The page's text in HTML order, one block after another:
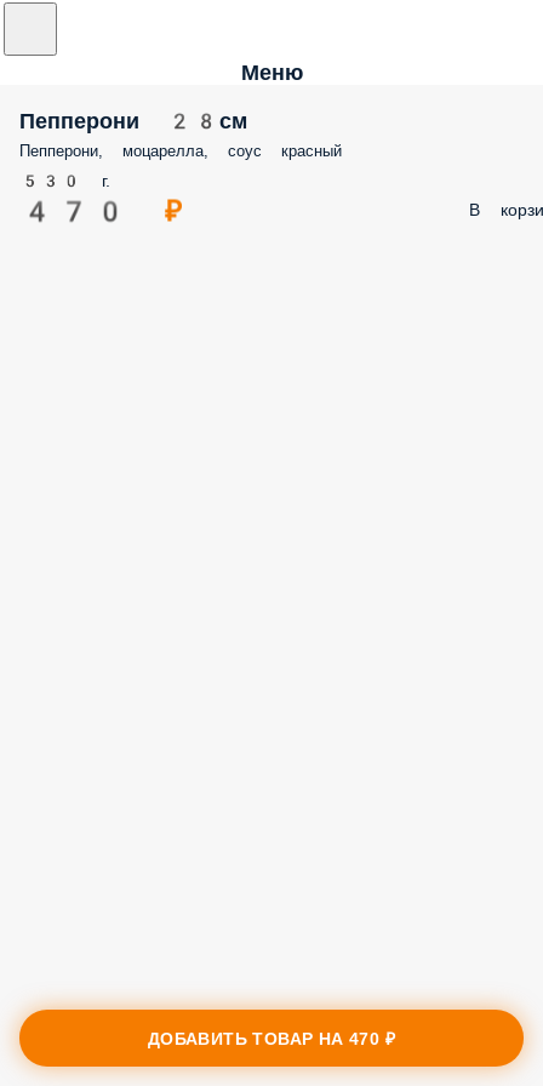
Меню
Пепперони 28см
Пепперони, моцарелла, соус красный
530 г.
470 ₽ В
ДОБАВИТЬ ТОВАР НА470 ₽